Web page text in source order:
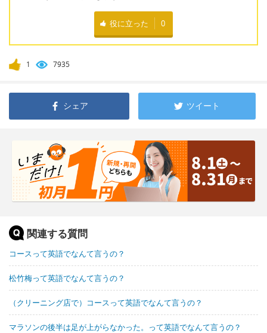
役に立った 0
1 7935
シェア ツイート
関連する質問
コースって英語でなんて言うの？
松竹梅って英語でなんて言うの？
（クリーニング店で）コースって英語でなんて言うの？
マラソンの後半は足が上がらなかった。って英語でなんて言うの？